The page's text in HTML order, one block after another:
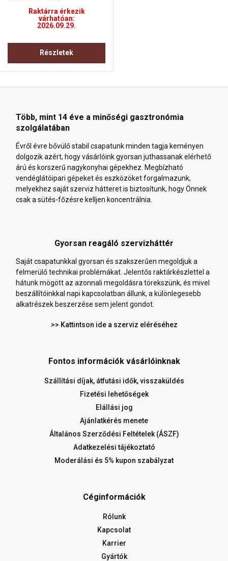
Raktárra érkezik
várhatóan:
2026.09.29.
Részletek
Több, mint 14 éve a minőségi gasztronómia
szolgálatában
Évről évre bővülő stabil csapatunk minden tagja keményen
dolgozik azért, hogy vásárlóink gyorsan juthassanak elérhető
árú és korszerű nagykonyhai gépekhez. Megbízható
vendéglátóipari gépeket és eszközöket forgalmazunk,
melyekhez saját szerviz hátteret is biztosítunk, hogy Önnek
csak a sütés-főzésre kelljen koncentrálnia.
Gyorsan reagáló szervizháttér
Saját csapatunkkal gyorsan és szakszerűen megoldjuk a
felmerülő technikai problémákat. Jelentős raktárkészlettel a
hátunk mögött az azonnali megoldásra törekszünk, és mivel
beszállítóinkkal napi kapcsolatban állunk, a különlegesebb
alkatrészek beszerzése sem jelent gondot.
>> Kattintson ide a szerviz eléréséhez
Fontos információk vásárlóinknak
Szállítási díjak, átfutási idők, visszaküldés
Fizetési lehetőségek
Elállási jog
Ajánlatkérés menete
Általános Szerződési Feltételek (ÁSZF)
Adatkezelési tájékoztató
Moderálási és 5% kupon szabályzat
Céginformációk
Rólunk
Kapcsolat
Karrier
Gyártók